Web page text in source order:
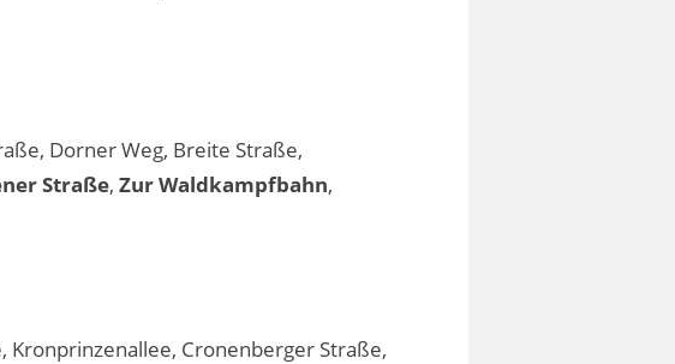
Dorner Weg, Breite Straße,
Straße, Zur Waldkampfbahn,
Cronenberger Straße,